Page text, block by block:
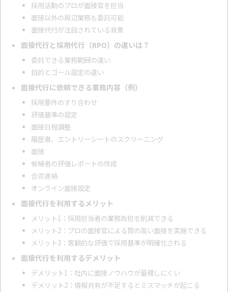
採用活動のプロが面接官を担当
面接以外の周辺業務も委託可能
面接代行が注目されている背景
面接代行と採用代行（RPO）の違いは？
委託できる業務範囲の違い
目的とゴール設定の違い
面接代行に依頼できる業務内容（例）
採用要件のすり合わせ
評価基準の設定
面接日程調整
履歴書、エントリーシートのスクリーニング
面接
候補者の評価レポートの作成
合否連絡
オンライン面接設定
面接代行を利用するメリット
メリット1：採用担当者の業務負担を削減できる
メリット2：プロの面接官による質の高い面接を実施できる
メリット3：客観的な評価で採用基準が明確化される
面接代行を利用するデメリット
デメリット1：社内に面接ノウハウが蓄積しにくい
デメリット2：情報共有が不足するとミスマッチが起こる